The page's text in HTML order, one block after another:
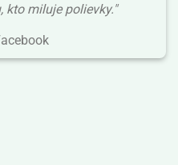
kto miluje polievky."